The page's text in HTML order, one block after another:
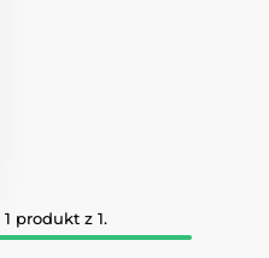
produkt z 1.